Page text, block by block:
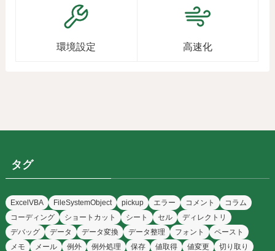
環境設定 高速化
タグ
ExcelVBA FileSystemObject pickup エラー コメント
コラム
コーディング
ショートカット シート セル
ディレクトリ
デバッグ
データ データ変換 データ整理 フォント
ペースト
メモ
メール 例外 例外処理 保存 値取得 値変更
切り取り